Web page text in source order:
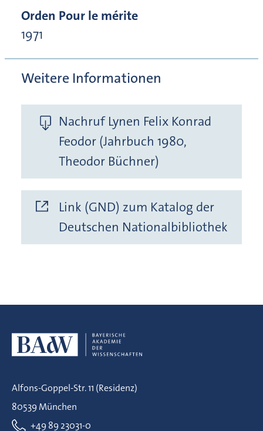
Orden Pour le mérite
1971
Weitere Informationen
Nachruf Lynen Felix Konrad
Feodor (Jahrbuch 1980,
Theodor Büchner)
Link (GND) zum Katalog der
Deutschen Nationalbibliothek
Alfons-Goppel-Str. 11 (Residenz)
80539 München
+49 89 23031-0